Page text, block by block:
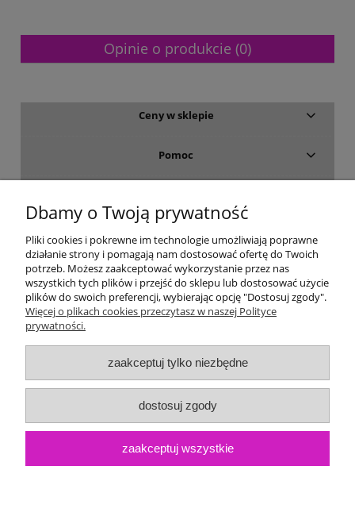
Opinie o produkcie (0)
Ceny w sklepie
Pomoc
Moje konto
Gwarancja i zwroty
O firmie
Dbamy o Twoją prywatność
Pliki cookies i pokrewne im technologie umożliwiają poprawne
działanie strony i pomagają nam dostosować ofertę do Twoich
potrzeb. Możesz zaakceptować wykorzystanie przez nas
wszystkich tych plików i przejść do sklepu lub dostosować użycie
plików do swoich preferencji, wybierając opcję "Dostosuj zgody".
Więcej o plikach cookies przeczytasz w naszej Polityce
prywatności.
zaakceptuj tylko niezbędne
dostosuj zgody
zaakceptuj wszystkie